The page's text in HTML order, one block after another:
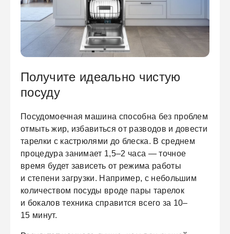
на товары
ГОТОВЫЕРЕШЕНИЯ
Перейти к выбору
Получите идеально чистую
посуду
Посудомоечная машина способна без проблем
отмыть жир, избавиться от разводов и довести
тарелки с кастрюлями до блеска. В среднем
процедура занимает 1,5–2 часа — точное
время будет зависеть от режима работы
и степени загрузки. Например, с небольшим
количеством посуды вроде пары тарелок
и бокалов техника справится всего за 10–
15 минут.